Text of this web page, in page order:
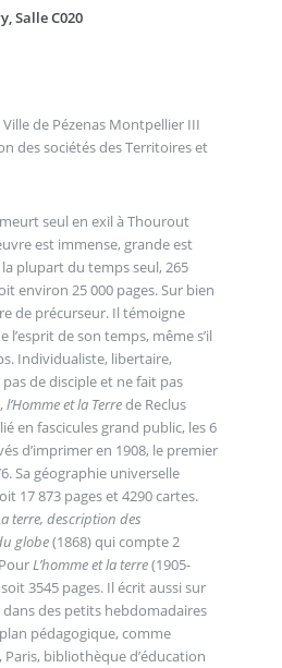
Salle C020
de Pézenas Montpellier III
des sociétés des Territoires et
meurt seul en exil à Thourout
est immense, grande est
plupart du temps seul, 265
environ 25 000 pages. Sur bien
de précurseur. Il témoigne
de son temps, même s’il
Individualiste, libertaire,
de disciple et ne fait pas
l’Homme et la Terrede Reclus
en fascicules grand public, les 6
d’imprimer en 1908, le premier
Sa géographie universelle
17 873 pages et 4290 cartes.
terre, description des
globe(1868) qui compte 2
L’homme et la terre(1905-
3545 pages. Il écrit aussi sur
dans des petits hebdomadaires
pédagogique, comme
, Paris, bibliothèque d’éducation